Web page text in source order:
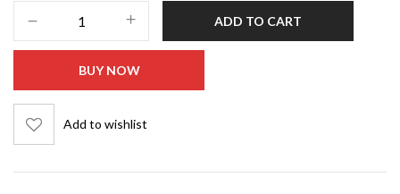
ADD TO CART
BUY NOW
Add to wishlist